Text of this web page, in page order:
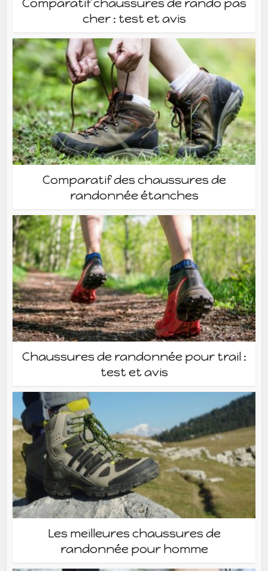
Comparatif chaussures de rando pas
cher : test et avis
Comparatif des chaussures de
randonnée étanches
Chaussures de randonnée pour trail :
test et avis
Les meilleures chaussures de
randonnée pour homme